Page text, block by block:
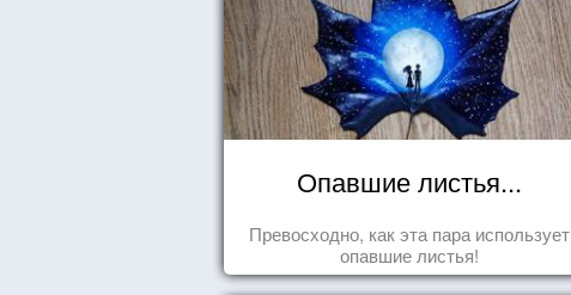
Опавшие листья...
Превосходно, как эта пара использует
опавшие листья!